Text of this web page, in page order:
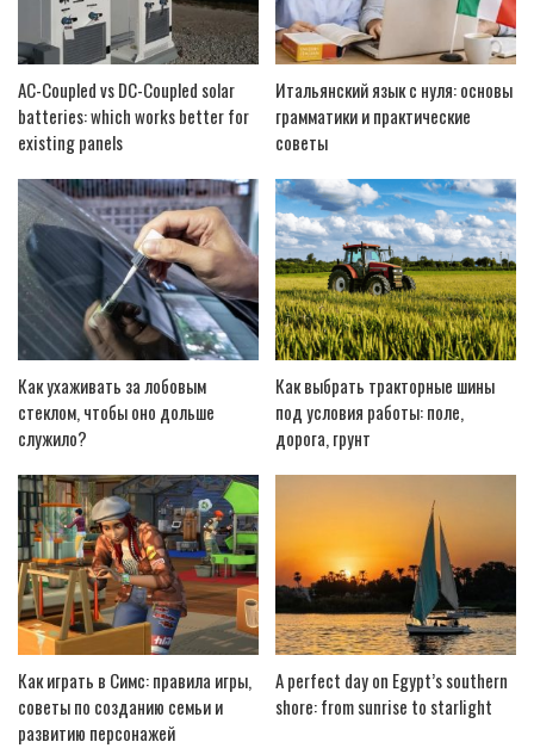
AC-Coupled vs DC-Coupled solar
batteries: which works better for
existing panels
Итальянский язык с нуля: основы
грамматики и практические
советы
Как ухаживать за лобовым
стеклом, чтобы оно дольше
служило?
Как выбрать тракторные шины
под условия работы: поле,
дорога, грунт
Как играть в Симс: правила игры,
советы по созданию семьи и
развитию персонажей
A perfect day on Egypt’s southern
shore: from sunrise to starlight